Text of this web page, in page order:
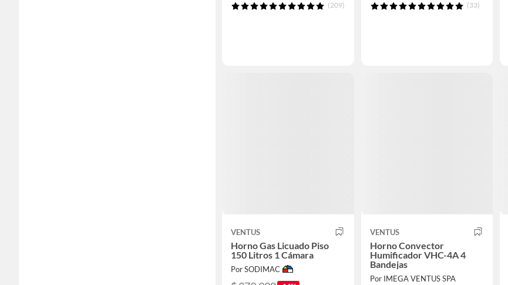
(209) (33)
VENTUS
Horno Gas Licuado Piso
150 Litros 1 Cámara
Por SODIMAC
VENTUS
Horno Convector
Humificador VHC-4A 4
Bandejas
Por IMEGA VENTUS SPA